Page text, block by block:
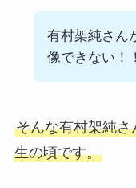
有村架純さん
像できない！！
そんな有村架純
生の頃です。